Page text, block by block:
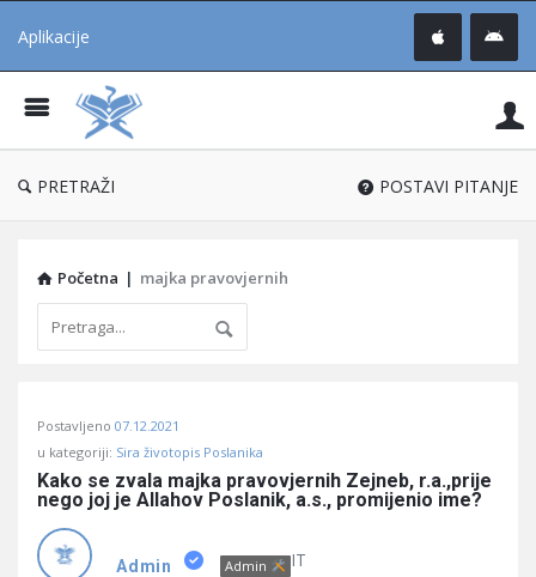
Aplikacije
®
PRETRAŽI POSTAVI PITANJE
Početna | majka pravovjernih
Učene
Latest
Pitanja
Postavljeno 07.12.2021
u kategoriji: Sira životopis Poslanika
Kako se zvala majka pravovjernih Zejneb, r.a.,prije
nego joj je Allahov Poslanik, a.s., promijenio ime?
Admin Admin IT